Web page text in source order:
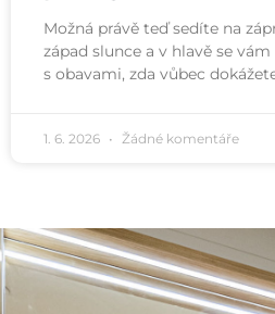
Možná právě teď sedíte na
západ slunce a v hlavě se
s obavami, zda vůbec
1. 6. 2026 Žádné komentáře